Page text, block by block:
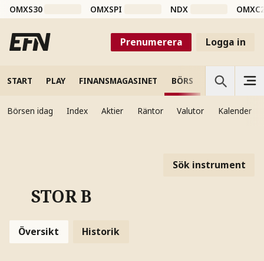
OMXS30 OMXSPI NDX
Prenumerera Logga in
START PLAY FINANSMAGASINET BÖRS VETENSKAP
Börsen idag Index Aktier Räntor Valutor Kalender
Sök instrument
STOR B
Översikt Historik